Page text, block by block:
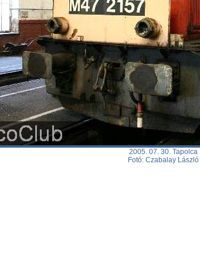
2005. 07. 30. Tapolca
Fotó: Czabalay László